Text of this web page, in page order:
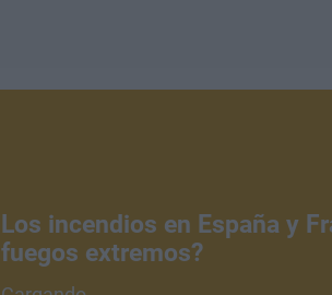
Los incendios en España y
fuegos extremos?